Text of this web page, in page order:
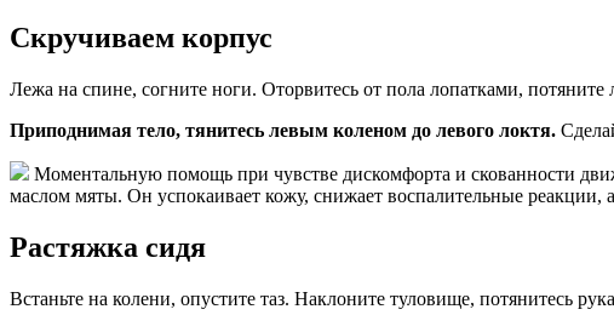
Скручиваем корпус
Лежа на спине, согните ноги. Оторвитесь от пола лопатками,
Приподнимая тело, тянитесь левым коленом до левого локтя.
Моментальную помощь при чувстве дискомфорта и скованности
маслом мяты. Он успокаивает кожу, снижает воспалительные
Растяжка сидя
Встаньте на колени, опустите таз. Наклоните туловище, потянитесь